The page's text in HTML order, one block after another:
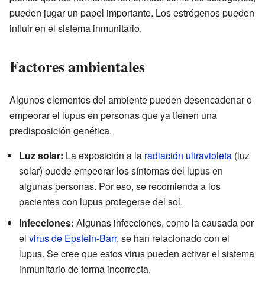
pueden jugar un papel importante. Los estrógenos pueden
influir en el sistema inmunitario.
Factores ambientales
Algunos elementos del ambiente pueden desencadenar o
empeorar el lupus en personas que ya tienen una
predisposición genética.
Luz solar: La exposición a la radiación ultravioleta (luz
solar) puede empeorar los síntomas del lupus en
algunas personas. Por eso, se recomienda a los
pacientes con lupus protegerse del sol.
Infecciones: Algunas infecciones, como la causada por
el virus de Epstein-Barr, se han relacionado con el
lupus. Se cree que estos virus pueden activar el sistema
inmunitario de forma incorrecta.